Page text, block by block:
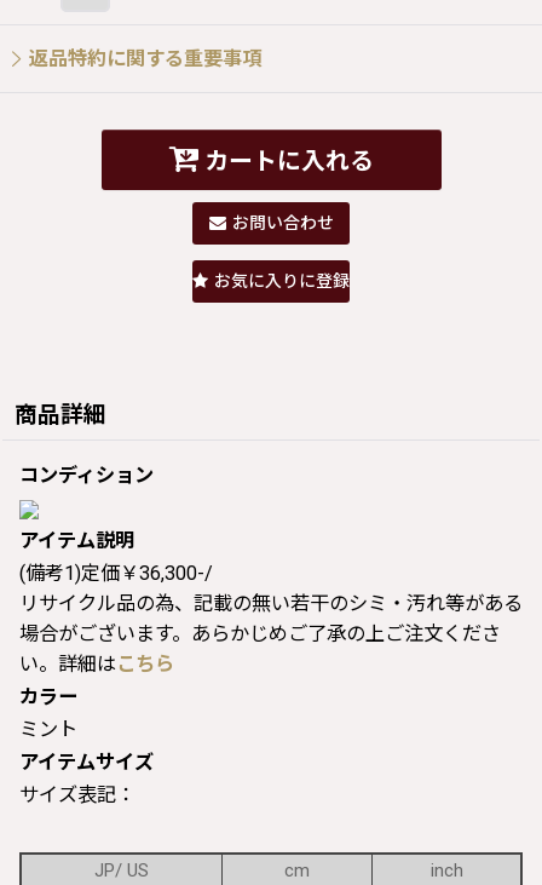
返品特約に関する重要事項
カートに入れる
お問い合わせ
お気に入りに登録
商品詳細
コンディション
アイテム説明
(備考1)定価￥36,300-/
リサイクル品の為、記載の無い若干のシミ・汚れ等がある
場合がございます。あらかじめご了承の上ご注文くださ
い。詳細は こちら
カラー
ミント
アイテムサイズ
サイズ表記：
JP/ US cm
inch